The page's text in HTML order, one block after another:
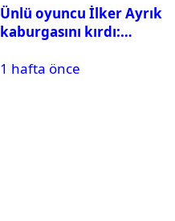
Ünlü oyuncu İlker Ayrık
kaburgasını kırdı:
1 hafta önce